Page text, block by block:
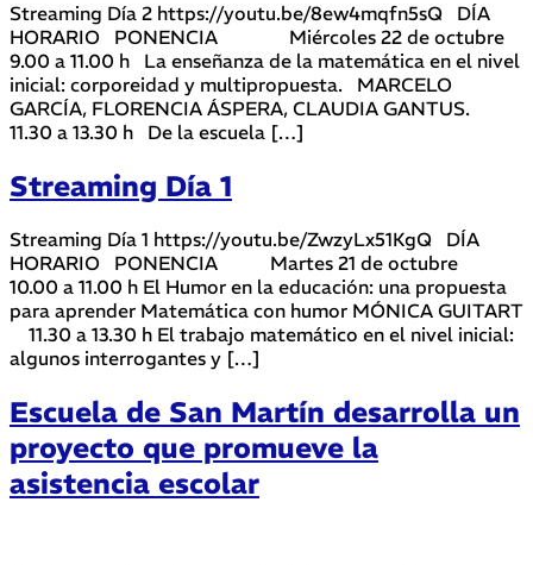
Streaming Día 2 https://youtu.be/8ew4mqfn5sQ DÍA
HORARIO PONENCIA Miércoles 22 de octubre
9.00 a 11.00 h La enseñanza de la matemática en el nivel
inicial: corporeidad y multipropuesta. MARCELO
GARCÍA, FLORENCIA ÁSPERA, CLAUDIA GANTUS.
11.30 a 13.30 h De la escuela […]
Streaming Día 1
Streaming Día 1 https://youtu.be/ZwzyLx51KgQ DÍA
HORARIO PONENCIA Martes 21 de octubre
10.00 a 11.00 h El Humor en la educación: una propuesta
para aprender Matemática con humor MÓNICA GUITART
11.30 a 13.30 h El trabajo matemático en el nivel inicial:
algunos interrogantes y […]
Escuela de San Martín desarrolla un
proyecto que promueve la
asistencia escolar